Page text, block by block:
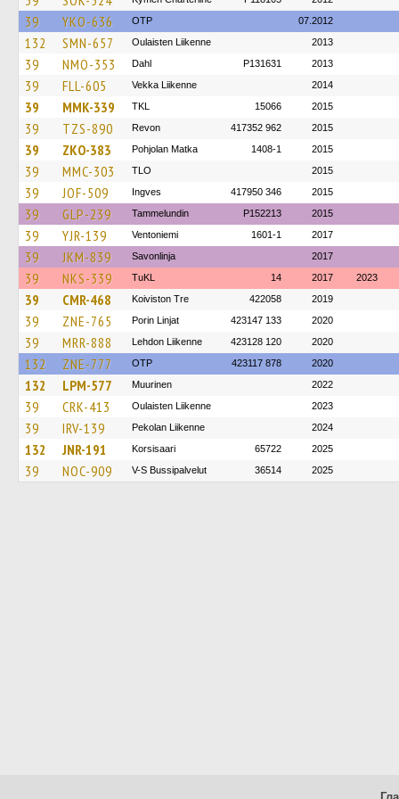
39 YKO-636 OTP 07.2012
132 SMN-657 Oulaisten Liikenne 2013
39 NMO-353 Dahl P131631 2013
39 FLL-605 Vekka Liikenne 2014
39 MMK-339 TKL 15066 2015
39 TZS-890 Revon 417352 962 2015
39 ZKO-383 Pohjolan Matka 1408-1 2015
39 MMC-303 TLO 2015
39 JOF-509 Ingves 417950 346 2015
39 GLP-239 Tammelundin P152213 2015
39 YJR-139 Ventoniemi 1601-1 2017
39 JKM-839 Savonlinja 2017
39 NKS-339 TuKL 14 2017 2023
39 CMR-468 Koiviston Tre 422058 2019
39 ZNE-765 Porin Linjat 423147 133 2020
39 MRR-888 Lehdon Liikenne 423128 120 2020
132 ZNE-777 OTP 423117 878 2020
132 LPM-577 Muurinen 2022
39 CRK-413 Oulaisten Liikenne 2023
39 IRV-139 Pekolan Liikenne 2024
132 JNR-191 Korsisaari 65722 2025
39 NOC-909 V-S Bussipalvelut 36514 2025